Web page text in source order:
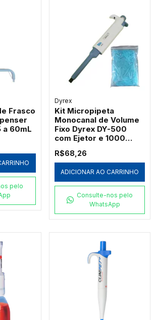
Frasco
a 60mL
pelo
Dyrex
Kit Micropipeta
Monocanal de Volume
Fixo Dyrex DY-500
com Ejetor e 1000
Redplast 500µL
R$68,26
ADICIONAR AO CARRINHO
Consulte-nos pelo
WhatsApp